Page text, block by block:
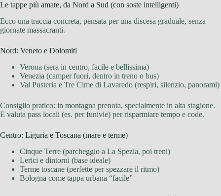
Le tappe più amate, da Nord a Sud (con soste intelligenti)
Ecco una traccia concreta, pensata per una discesa graduale, senza
giornate massacranti.
Nord: Veneto e Dolomiti
Verona (sera in centro, facile e bellissima)
Venezia (camper fuori, dentro in treno o bus)
Val Pusteria e Tre Cime di Lavaredo (respiri, silenzio, panorami)
Consiglio pratico: in montagna prenota, specialmente in alta stagione.
E valuta pass locali (es. per funivie) per risparmiare tempo e code.
Centro: Liguria e Toscana (mare e terme)
Cinque Terre (parcheggio a La Spezia, poi treni)
Lerici e dintorni (base ideale)
Terme toscane (perfette per spezzare il ritmo)
Bologna come tappa urbana “facile”